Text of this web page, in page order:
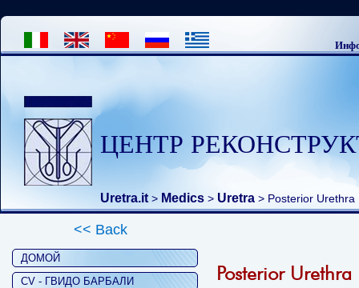
ЦЕНТР
Uretra.it > Medics > Uretra > Posterior Urethra
<< Back
ДОМОЙ
CV - ГВИДО БАРБАЛИ
Posterior Urethra